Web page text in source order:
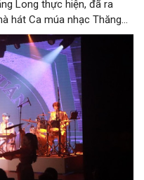
Long thực hiện, đã ra
hát Ca múa nhạc Thăng
phường Hoàn Kiếm).